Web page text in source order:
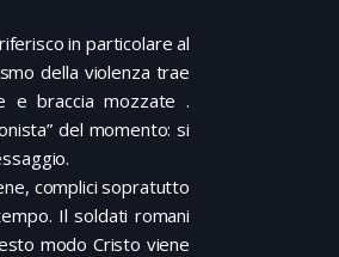
in particolare al
della violenza trae
e braccia mozzate .
del momento: si
complici sopratutto
Il soldati romani
modo Cristo viene